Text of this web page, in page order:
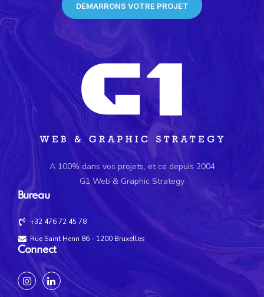
DÉMARRONS VOTRE PROJET
A 100% dans vos projets, et ce depuis 2004
G1 Web & Graphic Strategy
Bureau
+32 476 72 45 78
Rue Saint Henri 86 - 1200 Bruxelles
Connect